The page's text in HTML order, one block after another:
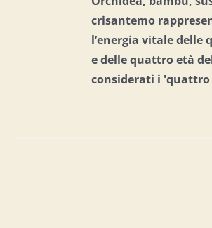
crisantemo
l’energia vitale delle
e delle quattro età
considerati i